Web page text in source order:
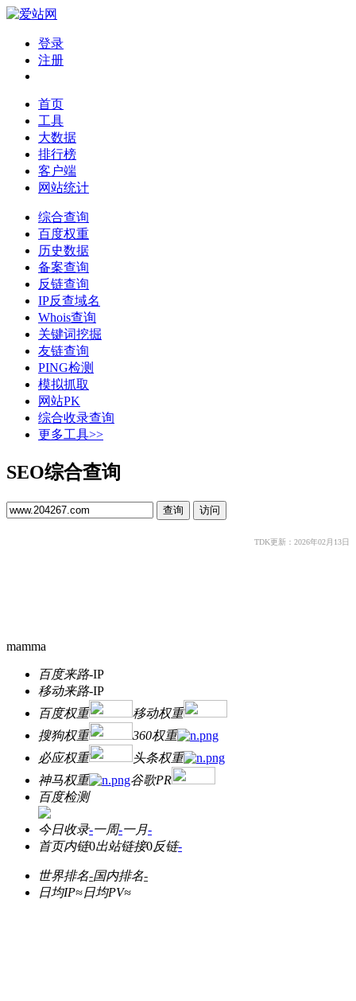
登录
注册
首页
工具
大数据
排行榜
客户端
网站统计
综合查询
百度权重
历史数据
备案查询
反链查询
IP反查域名
Whois查询
关键词挖掘
友链查询
PING检测
模拟抓取
网站PK
综合收录查询
更多工具>>
SEO综合查询
TDK更新：2026年02月13日
mamma
百度来路-IP
移动来路-IP
百度权重
移动权重
搜狗权重
360权重
必应权重
头条权重
神马权重
谷歌PR
百度检测
今日收录-一周-一月-
首页内链0出站链接0反链-
世界排名-国内排名-
日均IP≈日均PV≈